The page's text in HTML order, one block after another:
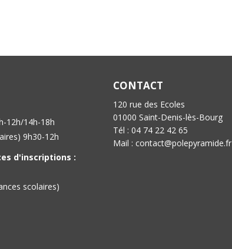
12h/14h-18h
9h30-12h
d'inscriptions :
scolaires)
CONTACT
120 rue des Ecoles
01000 Saint-Denis-lès-Bourg
Tél : 04 74 22 42 65
Mail : contact@polepyramide.fr